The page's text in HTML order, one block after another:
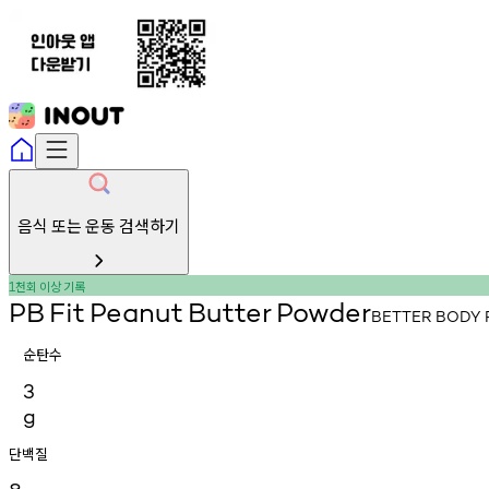
음식 또는 운동 검색하기
1천회 이상기록
PB Fit Peanut ButterPowderBETTER BODY
순탄수
3
g
단백질